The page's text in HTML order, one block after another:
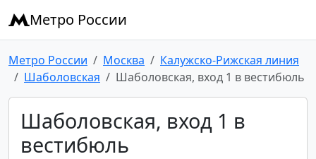
Метро России
Метро России Москва
Калужско-Рижская линия
Шаболовская
Шаболовская, вход 1 в вестибюль
Шаболовская, вход 1 в
вестибюль